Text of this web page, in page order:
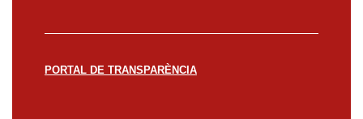
PORTAL DE TRANSPARÈNCIA